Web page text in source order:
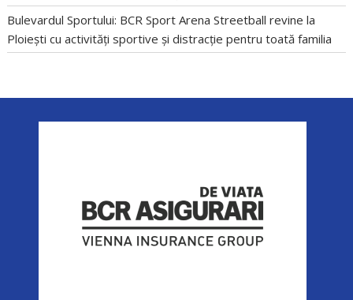
Bulevardul Sportului: BCR Sport Arena Streetball revine la
Ploiești cu activități sportive și distracție pentru toată familia